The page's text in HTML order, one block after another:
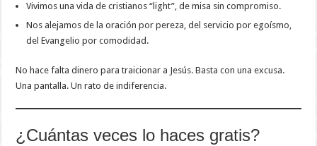
Vivimos una vida de cristianos “light”, de misa sin compromiso.
Nos alejamos de la oración por pereza, del servicio por egoísmo,
del Evangelio por comodidad.
No hace falta dinero para traicionar a Jesús. Basta con una excusa.
Una pantalla. Un rato de indiferencia.
¿Cuántas veces lo haces gratis?